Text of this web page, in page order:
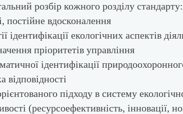
розбір кожного розділу
постійне вдосконалення
ідентифікації екологічних аспектів
пріоритетів управління
ідентифікації
відповідності
підходу в систему
(ресурсоефективність, інновації,